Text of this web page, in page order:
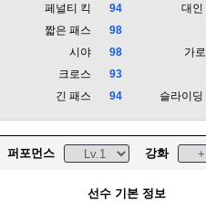
페널티 킥
94
짧은 패스
98
시야
98
크로스
93
긴 패스
94
대인
가
슬라이딩
퍼포먼스 강화
선수 기본 정보